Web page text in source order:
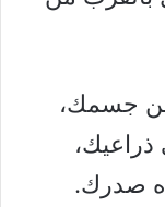
من جسمك،
صدرك.